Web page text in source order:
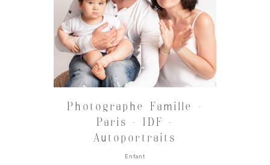
Photographe Famille –
Paris – IDF –
Autoportraits
Enfant